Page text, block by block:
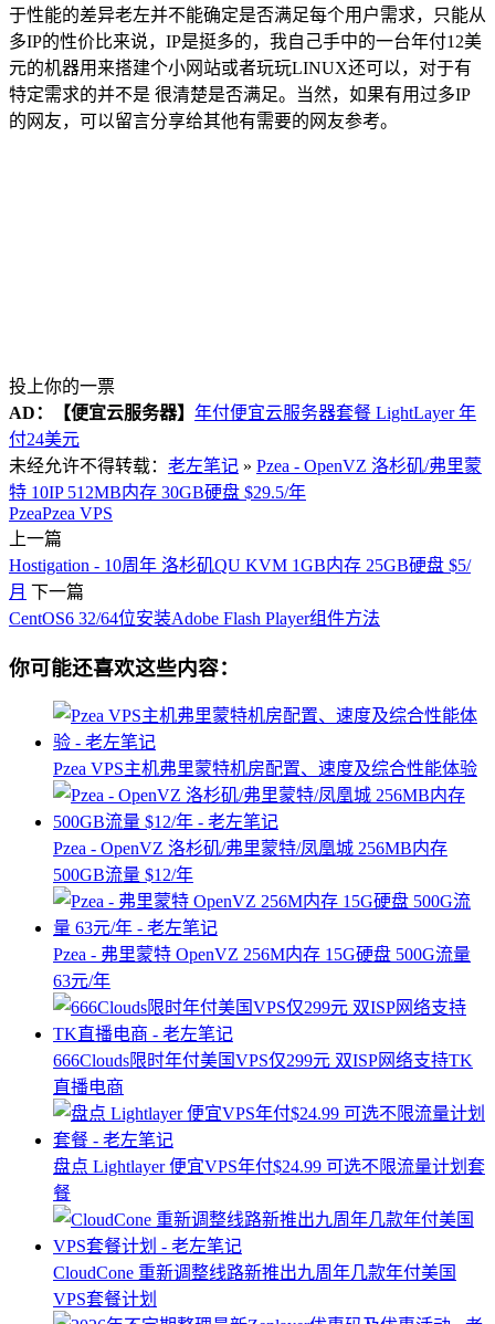
于性能的差异老左并不能确定是否满足每个用户需求，只能从
多IP的性价比来说，IP是挺多的，我自己手中的一台年付12美
元的机器用来搭建个小网站或者玩玩LINUX还可以，对于有
特定需求的并不是 很清楚是否满足。当然，如果有用过多IP
的网友，可以留言分享给其他有需要的网友参考。
投上你的一票
AD：
【便宜云服务器】 年付便宜云服务器套餐 LightLayer 年
付24美元
未经允许不得转载： 老左笔记 » Pzea - OpenVZ 洛杉矶/弗里蒙
特 10IP 512MB内存 30GB硬盘 $29.5/年
PzeaPzea VPS
上一篇
Hostigation - 10周年 洛杉矶QU KVM 1GB内存 25GB硬盘 $5/
月 下一篇
CentOS6 32/64位安装Adobe Flash Player组件方法
你可能还喜欢这些内容：
Pzea VPS主机弗里蒙特机房配置、速度及综合性能体验
Pzea - OpenVZ 洛杉矶/弗里蒙特/凤凰城 256MB内存
500GB流量 $12/年
Pzea - 弗里蒙特 OpenVZ 256M内存 15G硬盘 500G流量
63元/年
666Clouds限时年付美国VPS仅299元 双ISP网络支持TK
直播电商
盘点 Lightlayer 便宜VPS年付$24.99 可选不限流量计划套
餐
CloudCone 重新调整线路新推出九周年几款年付美国
VPS套餐计划